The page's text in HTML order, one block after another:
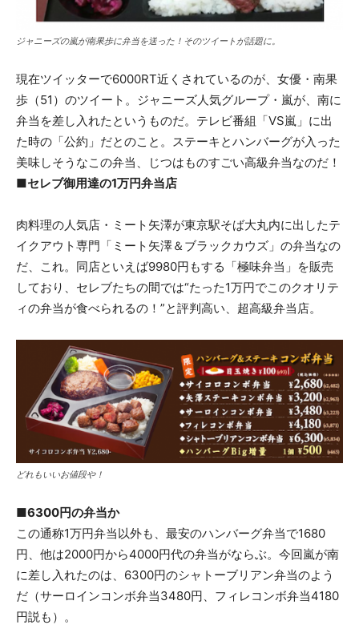
ジャニーズの嵐が南果歩に弁当を送った！そのツイートが話題に。
現在ツイッターで6000RT近くされているのが、女優・南果
歩（51）のツイート。ジャニーズ人気グループ・嵐が、南に
弁当を差し入れたというものだ。テレビ番組「VS嵐」に出
た時の「公約」だとのこと。ステーキとハンバーグが入った
美味しそうなこの弁当、じつはものすごい高級弁当なのだ！
■セレブ御用達の1万円弁当店
肉料理の人気店・ミート矢澤が東京駅そば大丸内に出したテ
イクアウト専門「ミート矢澤＆ブラックカウズ」の弁当なの
だ、これ。同店といえば9980円もする「極味弁当」を販売
しており、セレブたちの間では“たった1万円でこのクオリテ
ィの弁当が食べられるの！”と評判高い、超高級弁当店。
どれもいいお値段や！
■6300円の弁当か
この通称1万円弁当以外も、最安のハンバーグ弁当で1680
円、他は2000円から4000円代の弁当がならぶ。今回嵐が南
に差し入れたのは、6300円のシャトーブリアン弁当のよう
だ（サーロインコンボ弁当3480円、フィレコンボ弁当4180
円説も）。